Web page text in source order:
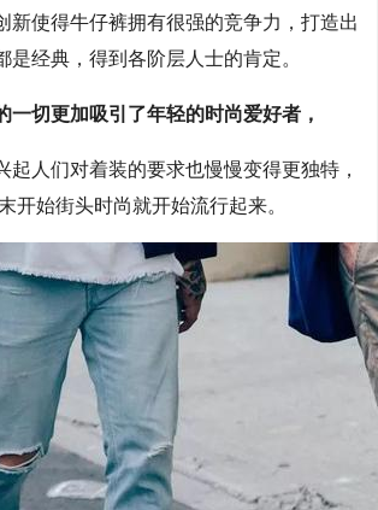
新使得牛仔裤拥有很强的竞争力，打造出
经典，得到各阶层人士的肯定。
一切更加吸引了年轻的时尚爱好者，
起人们对着装的要求也慢慢变得更独特，
开始街头时尚就开始流行起来。